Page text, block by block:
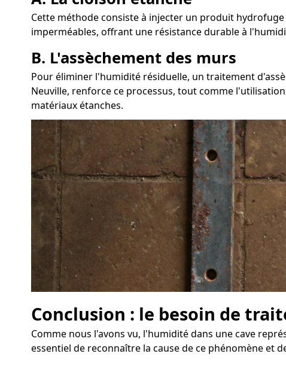
Cette méthode consiste à injecter un produit
imperméables, offrant une résistance durable à
B. L'assèchement des murs
Pour éliminer l'humidité résiduelle, un traitement
Neuville, renforce ce processus, tout comme
matériaux étanches.
Conclusion : le besoin de
Comme nous l'avons vu, l'humidité dans une cave
essentiel de reconnaître la cause de ce phénomène et